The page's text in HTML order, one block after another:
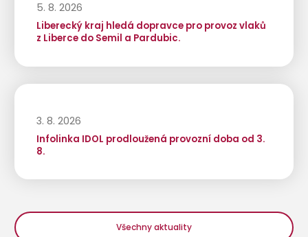
5. 8. 2026
Liberecký kraj hledá dopravce pro provoz vlaků
z Liberce do Semil a Pardubic.
3. 8. 2026
Infolinka IDOL prodloužená provozní doba od 3.
8.
Všechny aktuality